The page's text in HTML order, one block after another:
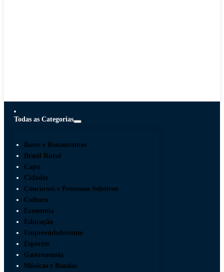
Todas as Categorias
Bares e Restaurantes
Brasil Rural
Capa
Cidades
Concursos e Processos Seletivos
Cultura
Economia
Educação
Empreendedorismo
Esportes
Gastronomia
Músicas e Bandas